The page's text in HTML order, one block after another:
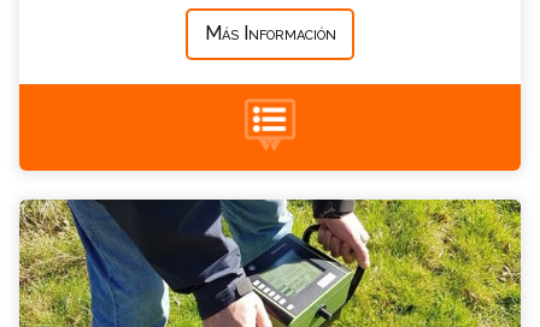
Más Información
+34 935 900 007
Penetrómetros Consulta
Por favor completa el formulario, un miembro
de nuestro equipo contactara contigo en
breve
Nombre
*